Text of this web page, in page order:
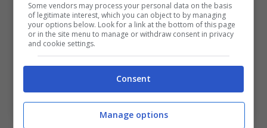
Italiano prova lo sgambetto alla Dea: poi vertice sul
OneFootball; BolognaSportNews
Some vendors may process your personal data on the basis
of legitimate interest, which you can object to by managing
your options below. Look for a link at the bottom of this page
or in the site menu to manage or withdraw consent in privacy
and cookie settings.
Consent
Manage options